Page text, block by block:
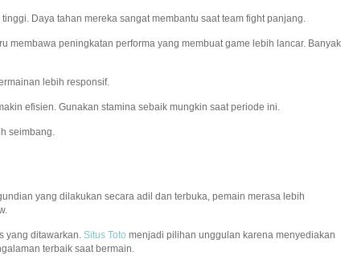
Daya tahan mereka sangat membantu saat team fight panjang.
membawa peningkatan performa yang membuat game lebih lancar. Banyak
lebih responsif.
efisien. Gunakan stamina sebaik mungkin saat periode ini.
seimbang.
yang dilakukan secara adil dan terbuka, pemain merasa lebih
yang ditawarkan. Situs Toto menjadi pilihan unggulan karena menyediakan
terbaik saat bermain.